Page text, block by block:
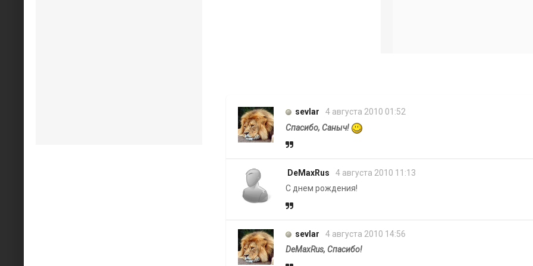
sevlar
4 августа 2010 01:52
Спасибо, Саныч!
DeMaxRus
4 августа 2010 11:13
С днем рождения!
sevlar
4 августа 2010 14:56
DeMaxRus, Спасибо!